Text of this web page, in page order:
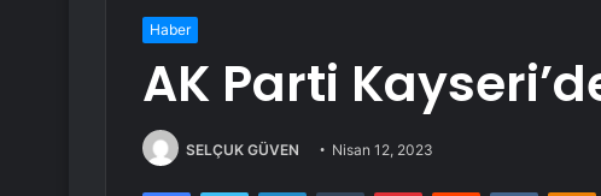
Haber
AK Parti
SELÇUK GÜVEN Nisan 12, 2023
FacebookTwitter LinkedInTumblr PinterestReddit